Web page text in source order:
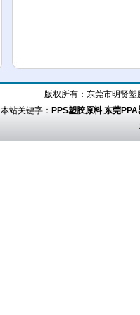
版权所有： 东莞市明贤塑
本站关键字： PPS塑胶原料,东莞